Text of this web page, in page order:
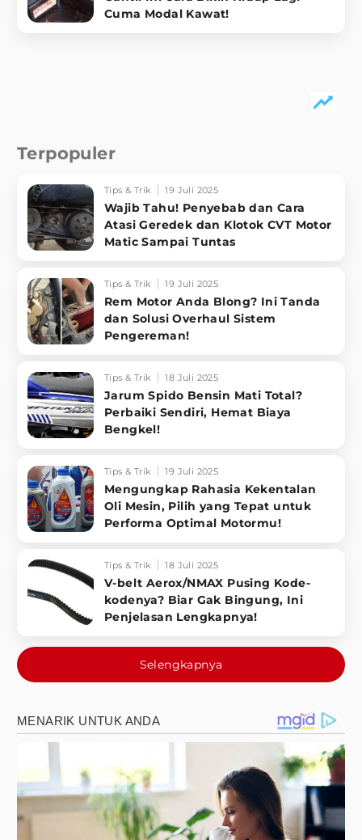
Cuma Modal Kawat!
Terpopuler
Tips & Trik 19 Juli 2025
Wajib Tahu! Penyebab dan Cara
Atasi Geredek dan Klotok CVT Motor
Matic Sampai Tuntas
Tips & Trik 19 Juli 2025
Rem Motor Anda Blong? Ini Tanda
dan Solusi Overhaul Sistem
Pengereman!
Tips & Trik 18 Juli 2025
Jarum Spido Bensin Mati Total?
Perbaiki Sendiri, Hemat Biaya
Bengkel!
Tips & Trik 19 Juli 2025
Mengungkap Rahasia Kekentalan
Oli Mesin, Pilih yang Tepat untuk
Performa Optimal Motormu!
Tips & Trik 18 Juli 2025
V-belt Aerox/NMAX Pusing Kode-
kodenya? Biar Gak Bingung, Ini
Penjelasan Lengkapnya!
Selengkapnya